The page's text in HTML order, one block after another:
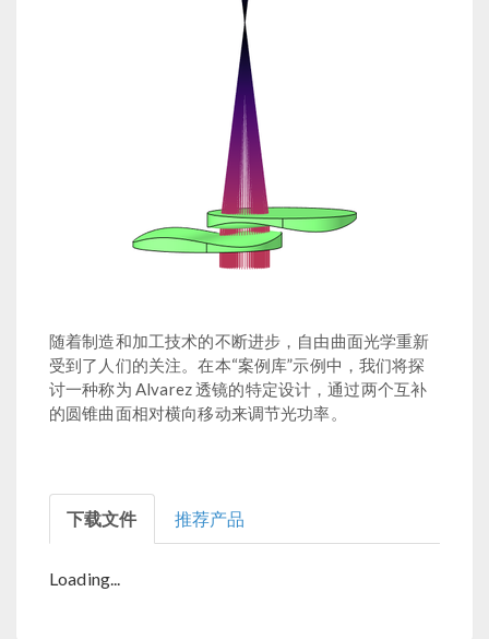
随着制造和加工技术的不断进步，自由曲面光学重新
受到了人们的关注。在本“案例库”示例中，我们将探
讨一种称为 Alvarez 透镜的特定设计，通过两个互补
的圆锥曲面相对横向移动来调节光功率。
下载文件 推荐产品
Loading...